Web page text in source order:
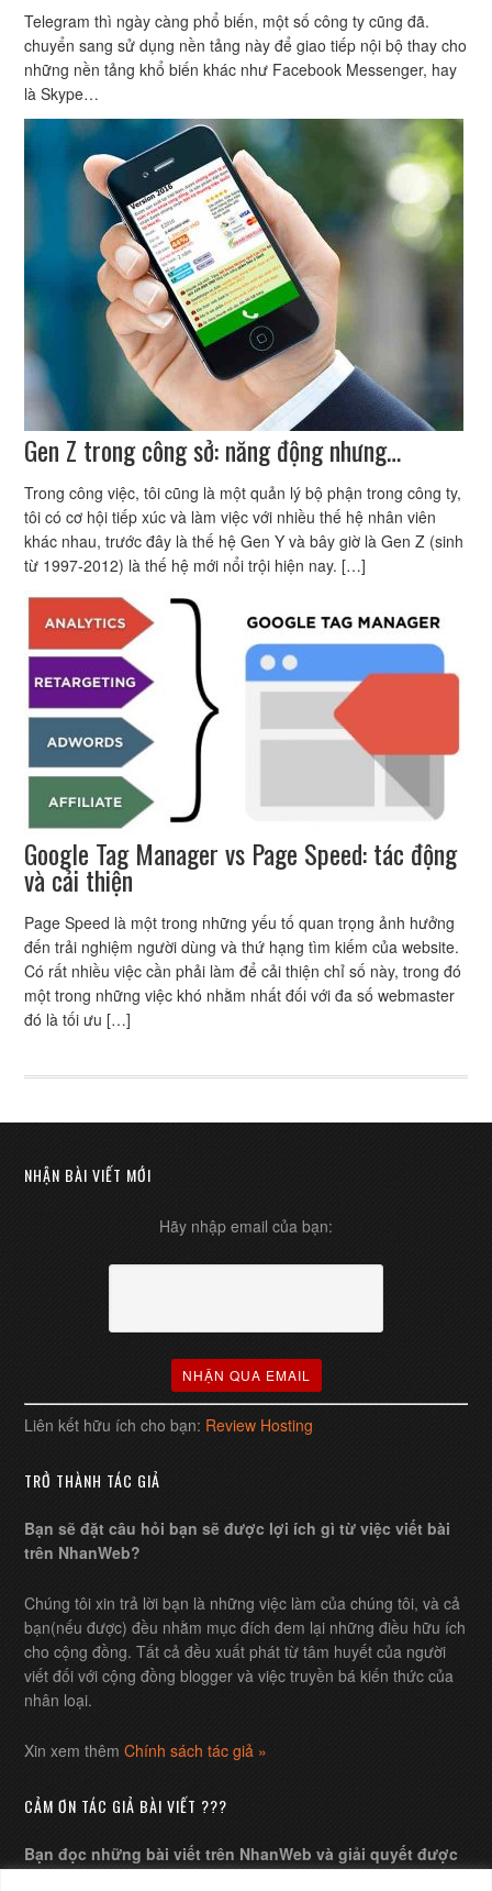
Telegram thì ngày càng phổ biến, một số công ty cũng đã.
chuyển sang sử dụng nền tảng này để giao tiếp nội bộ thay cho
những nền tảng khổ biến khác như Facebook Messenger, hay
là Skype…
Gen Z trong công sở: năng động nhưng…
Trong công việc, tôi cũng là một quản lý bộ phận trong công ty,
tôi có cơ hội tiếp xúc và làm việc với nhiều thế hệ nhân viên
khác nhau, trước đây là thế hệ Gen Y và bây giờ là Gen Z (sinh
từ 1997-2012) là thế hệ mới nổi trội hiện nay. […]
Google Tag Manager vs Page Speed: tác động
và cải thiện
Page Speed là một trong những yếu tố quan trọng ảnh hưởng
đến trải nghiệm người dùng và thứ hạng tìm kiếm của website.
Có rất nhiều việc cần phải làm để cải thiện chỉ số này, trong đó
một trong những việc khó nhằm nhất đối với đa số webmaster
đó là tối ưu […]
NHẬN BÀI VIẾT MỚI
Hãy nhập email của bạn:
Liên kết hữu ích cho bạn: Review Hosting
TRỞ THÀNH TÁC GIẢ
Bạn sẽ đặt câu hỏi bạn sẽ được lợi ích gì từ việc viết bài
trên NhanWeb?
Chúng tôi xin trả lời bạn là những việc làm của chúng tôi, và cả
bạn(nếu được) đều nhằm mục đích đem lại những điều hữu ích
cho cộng đồng. Tất cả đều xuất phát từ tâm huyết của người
viết đối với cộng đồng blogger và việc truyền bá kiến thức của
nhân loại.
Xin xem thêmChính sách tác giả »
CẢM ƠN TÁC GIẢ BÀI VIẾT ???
Bạn đọc những bài viết trên NhanWeb và giải quyết được